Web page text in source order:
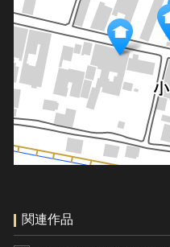
関連作品